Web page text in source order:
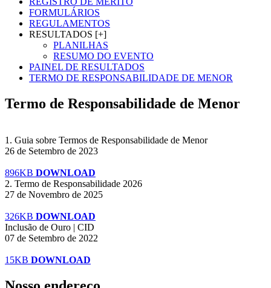
FORMULÁRIOS
REGULAMENTOS
RESULTADOS [+]
PLANILHAS
RESUMO DO EVENTO
PAINEL DE RESULTADOS
TERMO DE RESPONSABILIDADE DE MENOR
Termo de Responsabilidade de Menor
1. Guia sobre Termos de Responsabilidade de Menor
26 de Setembro de 2023
896KB DOWNLOAD
2. Termo de Responsabilidade 2026
27 de Novembro de 2025
326KB DOWNLOAD
Inclusão de Ouro | CID
07 de Setembro de 2022
15KB DOWNLOAD